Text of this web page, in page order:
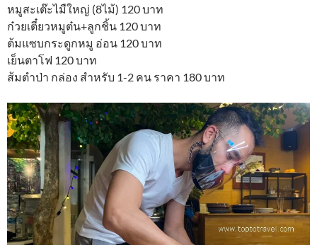
หมูสะเต๊ะไมืใหญ่ (8ไม้) 120 บาท
ก๋วยเตี๋ยวหมูต๋น+ลูกชิ้น 120 บาท
ต้มแซบกระดูกหมู อ่อน 120 บาท
เย็นตาโฟ 120 บาท
ส้มตำป่า กล่อง สำหรับ 1-2 คน ราคา 180 บาท